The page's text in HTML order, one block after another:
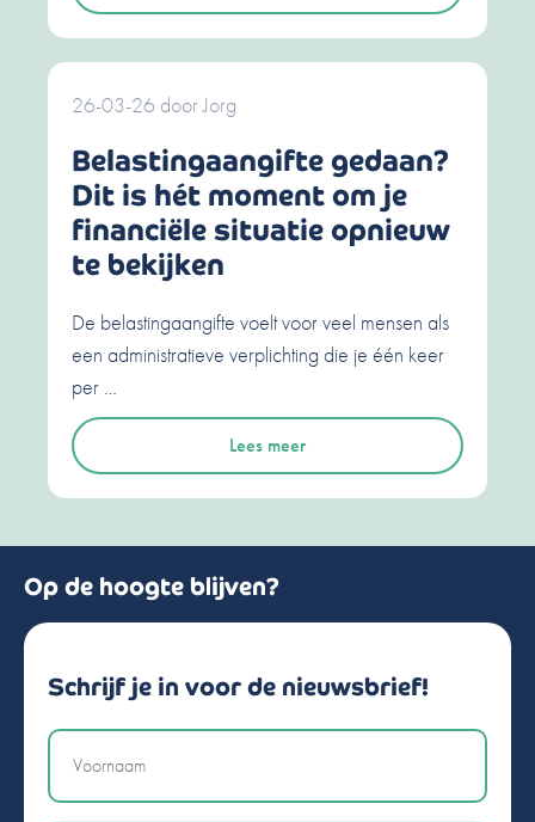
26-03-26 doorJorg
Belastingaangifte gedaan?
Dit is hét moment om je
financiële situatie opnieuw
te bekijken
De belastingaangifte voelt voor veel mensen als
een administratieve verplichting die je één keer
per …
Lees meer
Op de hoogte blijven?
Schrijf je in voor de nieuwsbrief!
Naam